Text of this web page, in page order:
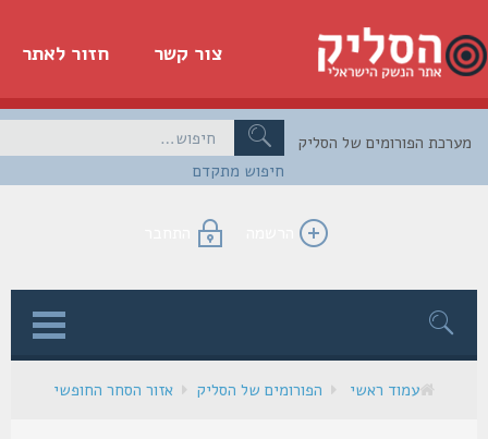
חזור לאתר צור קשר
חיפוש מתקדם
הפורומים של הסליק
הרשמה התחבר
עמוד ראשי הפורומים של הסליק אזור הסחר החופשי